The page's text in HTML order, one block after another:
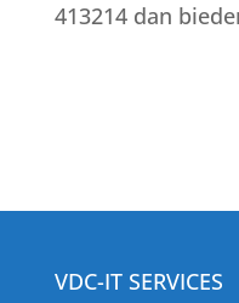
413214 dan
VDC-IT SERVICES